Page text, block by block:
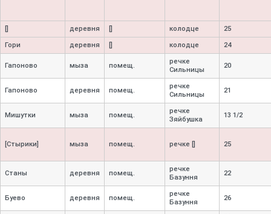
деревня колодце 25
Гори деревня колодце 24
Гапоново мыза помещ.
речке
Сильницы
20
Гапоново деревня помещ.
речке
Сильницы
21
Мишутки мыза помещ.
речке
Зяйбушка
13 1/2
[Стырики] мыза помещ. речке [] 25
Станы деревня помещ.
речке
Базуння
22
Буево деревня помещ.
речке
Базуння
26